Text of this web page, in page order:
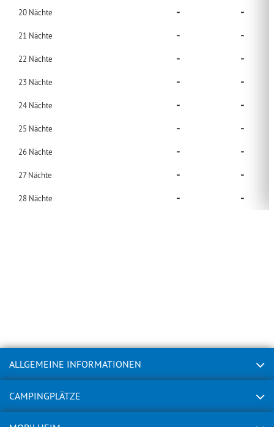
20 Nächte - -
21 Nächte - -
22 Nächte - -
23 Nächte - -
24 Nächte - -
25 Nächte - -
26 Nächte - -
27Nächte - -
28 Nächte - -
ALLGEMEINE INFORMATIONEN
CAMPINGPLÄTZE